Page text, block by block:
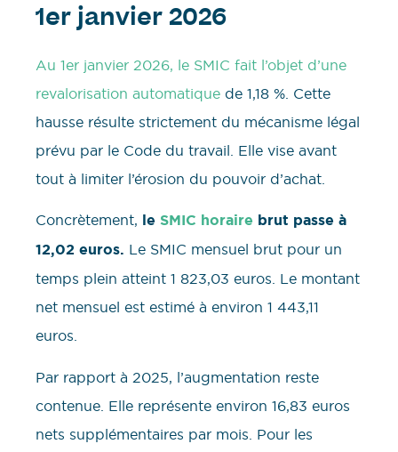
1er janvier 2026
Au 1er janvier 2026, le SMIC fait l’objet d’une
revalorisation automatique de 1,18 %. Cette
hausse résulte strictement du mécanisme légal
prévu par le Code du travail. Elle vise avant
tout à limiter l’érosion du pouvoir d’achat.
Concrètement, le SMIC horaire brut passe à
12,02 euros. Le SMIC mensuel brut pour un
temps plein atteint 1 823,03 euros. Le montant
net mensuel est estimé à environ 1 443,11
euros.
Par rapport à 2025, l’augmentation reste
contenue. Elle représente environ 16,83 euros
nets supplémentaires par mois. Pour les